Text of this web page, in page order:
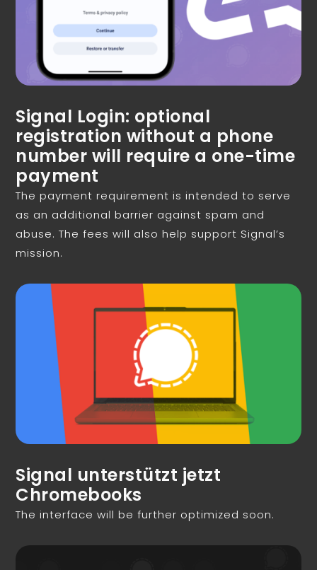
Signal Login: optional
registration without a phone
number will require a one-time
payment
The payment requirement is intended to serve
as an additional barrier against spam and
abuse. The fees will also help support Signal’s
mission.
Signal unterstützt jetzt
Chromebooks
The interface will be further optimized soon.